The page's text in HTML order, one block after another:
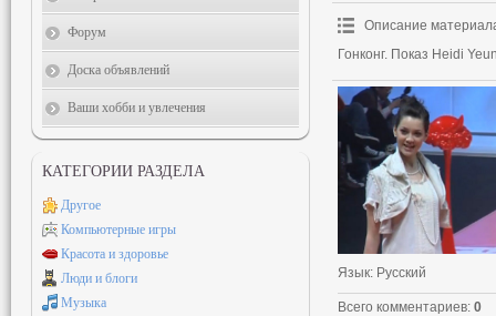
Описание
Гонконг. Показ Heidi
Язык: Русский
Всего комментариев: 0
Форум
Доска объявлений
Ваши хобби и увлечения
КАТЕГОРИИ РАЗДЕЛА
Другое
Компьютерные игры
Красота и здоровье
Люди и блоги
Музыка